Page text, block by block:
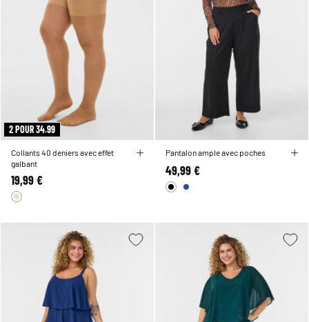
2 POUR 34.99
Collants 40 deniers avec effet
galbant
19,99 €
Pantalon ample avec poches
49,99 €